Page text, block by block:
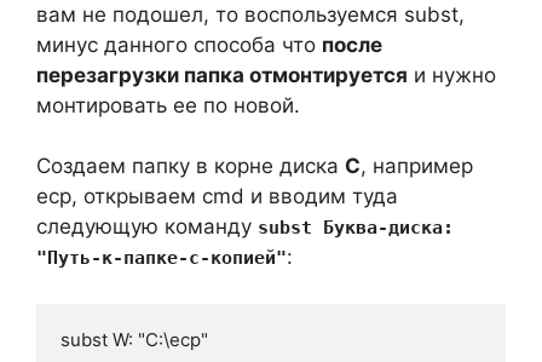
вам не подошел, то воспользуемся subst,
минус данного способа что после
перезагрузки папка отмонтируется и нужно
монтировать ее по новой.
Создаем папку в корне диска C, например
ecp, открываем cmd и вводим туда
следующую команду subst Буква-диска:
"Путь-к-папке-с-копией":
subst W: "C:\ecp"